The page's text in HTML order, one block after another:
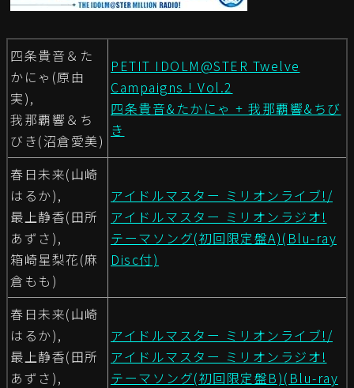
四条貴音＆た
かにゃ(原由
実),
我那覇響＆ち
びき(沼倉愛美)
PETIT IDOLM@STER Twelve
Campaigns ! Vol.2
四条貴音&たかにゃ + 我那覇響&ちび
き
春日未来(山崎
はるか),
最上静香(田所
あずさ),
箱崎星梨花(麻
倉もも)
アイドルマスター ミリオンライブ!/
アイドルマスター ミリオンラジオ!
テーマソング(初回限定盤A)(Blu-ray
Disc付)
春日未来(山崎
はるか),
最上静香(田所
あずさ),
アイドルマスター ミリオンライブ!/
アイドルマスター ミリオンラジオ!
テーマソング(初回限定盤B)(Blu-ray